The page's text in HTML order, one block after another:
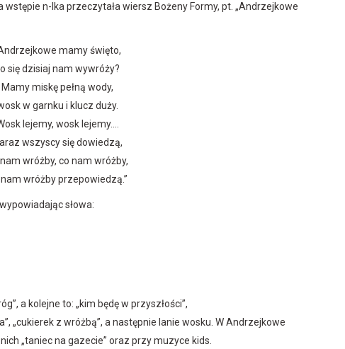
n-lka przeczytała wiersz Bożeny Formy, pt. „Andrzejkowe
mamy święto,
się dzisiaj nam wywróży?
Mamy miskę pełną wody,
w garnku i klucz duży.
lejemy, wosk lejemy….
wszyscy się dowiedzą,
wróżby, co nam wróżby,
wróżby przepowiedzą.”
słowa:
a kolejne to: „kim będę w przyszłości”,
„cukierek z wróżbą”, a następnie lanie wosku. W Andrzejkowe
„taniec na gazecie” oraz przy muzyce kids.